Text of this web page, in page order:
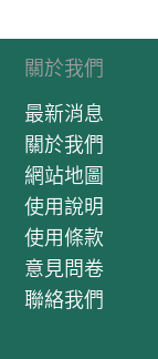
關於我們
最新消息
關於我們
網站地圖
使用說明
使用條款
意見問卷
聯絡我們